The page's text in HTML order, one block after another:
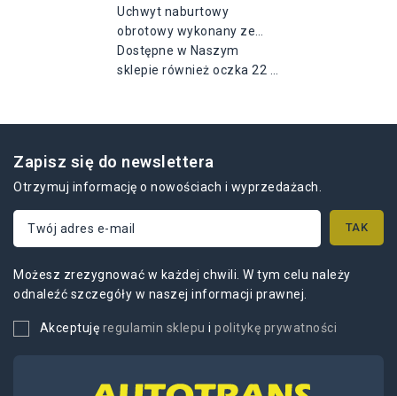
Uchwyt naburtowy
obrotowy wykonany ze
stali ocynkowanej o
wysokości 17 + 19mm, o
Dostępne w Naszym
sklepie również oczka 22 x
Zapisz się do newslettera
Otrzymuj informację o nowościach i wyprzedażach.
Możesz zrezygnować w każdej chwili. W tym celu należy
odnaleźć szczegóły w naszej informacji prawnej.
Akceptuję regulamin sklepu i politykę prywatności